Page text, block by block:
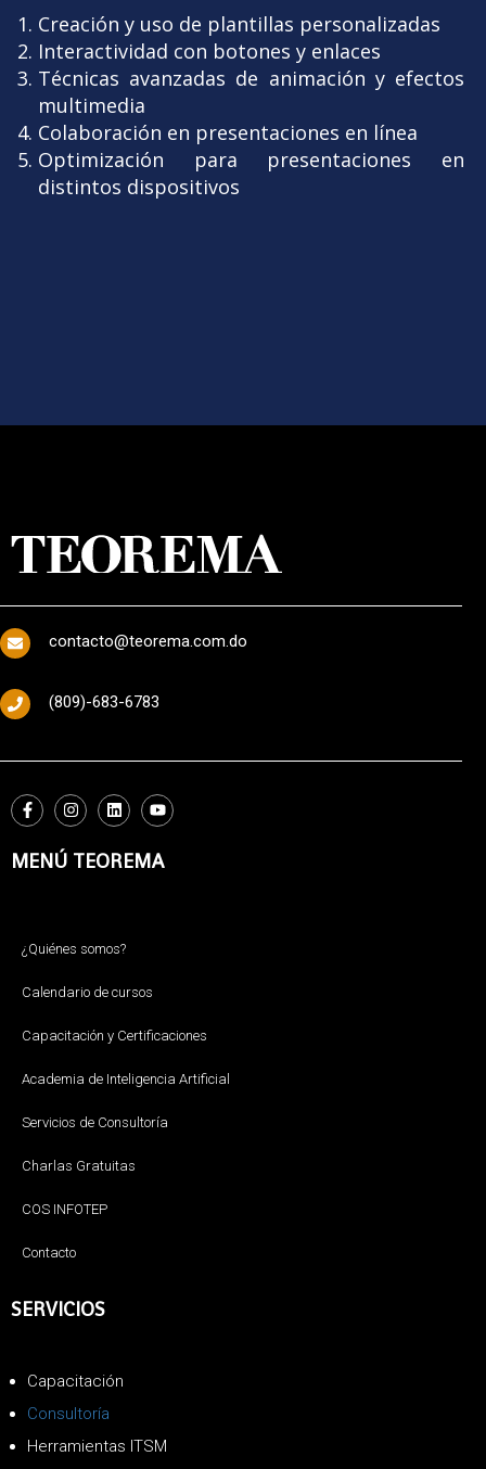
Creación y uso de plantillas personalizadas
Interactividad con botones y enlaces
Técnicas avanzadas de animación y efectos
multimedia
Colaboración en presentaciones en línea
Optimización para presentaciones en
distintos dispositivos
contacto@teorema.com.do
(809)-683-6783
MENÚ TEOREMA
¿Quiénes somos?
Calendario de cursos
Capacitación y Certificaciones
Academia de Inteligencia Artificial
Servicios de Consultoría
Charlas Gratuitas
COS INFOTEP
Contacto
SERVICIOS
Capacitación
Consultoría
Herramientas ITSM